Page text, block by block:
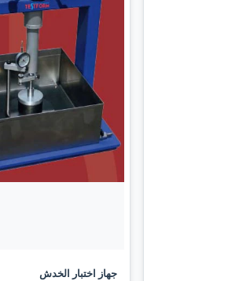
جهاز اختبار الخدش